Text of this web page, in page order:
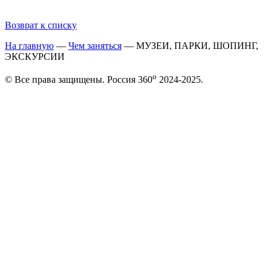
Возврат к списку
На главную — Чем заняться — МУЗЕИ, ПАРКИ, ШОПИНГ,
ЭКСКУРСИИ
© Все права защищены. Россия 360o 2024-2025.